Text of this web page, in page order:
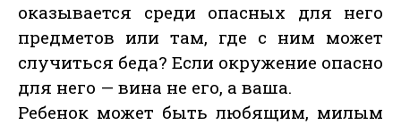
оказывается среди опасных для него
предметов или там, где с ним может
случиться беда? Если окружение опасно
для него — вина не его, а ваша.
Ребенок может быть любящим, милым